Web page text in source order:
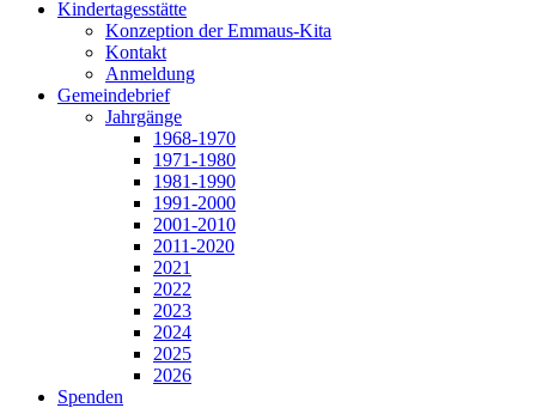
Kindertagesstätte
Konzeption der Emmaus-Kita
Kontakt
Anmeldung
Gemeindebrief
Jahrgänge
1968-1970
1971-1980
1981-1990
1991-2000
2001-2010
2011-2020
2021
2022
2023
2024
2025
2026
Spenden